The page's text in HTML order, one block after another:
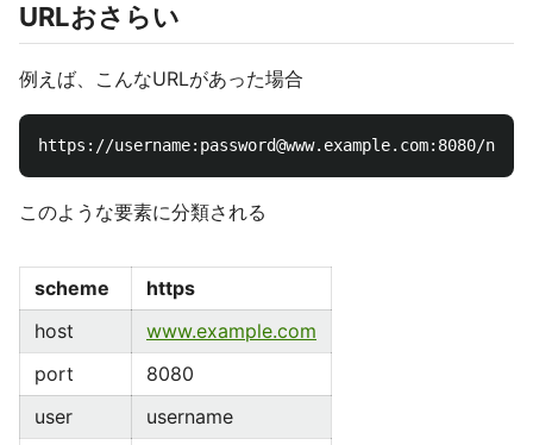
URLおさらい
例えば、こんなURLがあった場合
このような要素に分類される
scheme
https
host
www.example.com
port
8080
user
username